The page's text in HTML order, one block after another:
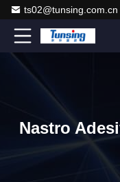
ts02@tunsing.com.cn
Nastro